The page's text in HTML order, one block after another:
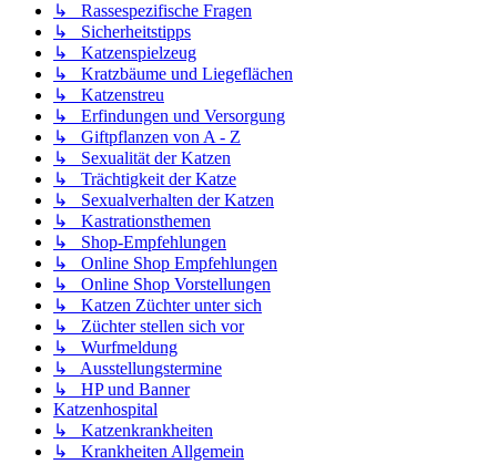
↳ Rassespezifische Fragen
↳ Sicherheitstipps
↳ Katzenspielzeug
↳ Kratzbäume und Liegeflächen
↳ Katzenstreu
↳ Erfindungen und Versorgung
↳ Giftpflanzen von A - Z
↳ Sexualität der Katzen
↳ Trächtigkeit der Katze
↳ Sexualverhalten der Katzen
↳ Kastrationsthemen
↳ Shop-Empfehlungen
↳ Online Shop Empfehlungen
↳ Online Shop Vorstellungen
↳ Katzen Züchter unter sich
↳ Züchter stellen sich vor
↳ Wurfmeldung
↳ Ausstellungstermine
↳ HP und Banner
Katzenhospital
↳ Katzenkrankheiten
↳ Krankheiten Allgemein